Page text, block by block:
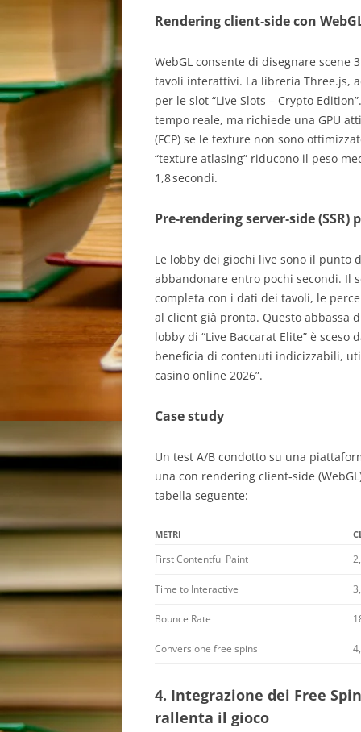
Rendering client‑side con
WebGL consente di disegnare
tavoli interattivi. La libreria Three.js,
per le slot “Live Slots – Crypto
tempo reale, ma richiede una GPU
(FCP) se le texture non sono
“texture atlasing” riducono il peso
1,8 secondi.
Pre‑rendering server‑side (SSR)
Le lobby dei giochi live sono il punto
abbandonare entro pochi secondi. Il
completa con i dati dei tavoli, le
al client già pronta. Questo abbassa
lobby di “Live Baccarat Elite” è sceso
beneficia di contenuti indicizzabili,
casino online 2026”.
Case study
Un test A/B condotto su una
una con rendering client‑side
tabella seguente:
METRI
First Contentful Paint
Time to Interactive
Bounce Rate
Conversione free spins
4. Integrazione dei Free
rallenta il gioco